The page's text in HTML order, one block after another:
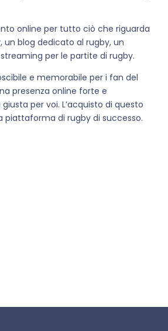
online per tutto ciò che riguarda
un blog dedicato al rugby, un
per le partite di rugby.
e memorabile per i fan del
presenza online forte e
per voi. L’acquisto di questo
piattaforma di rugby di successo.